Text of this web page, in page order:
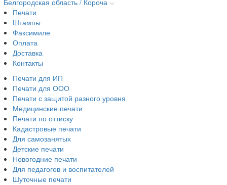
Белгородская область / Короча
Печати
Штампы
Факсимиле
Оплата
Доставка
Контакты
Печати для ИП
Печати для ООО
Печати с защитой разного уровня
Медицинские печати
Печати по оттиску
Кадастровые печати
Для самозанятых
Детские печати
Новогодние печати
Для педагогов и воспитателей
Шуточные печати